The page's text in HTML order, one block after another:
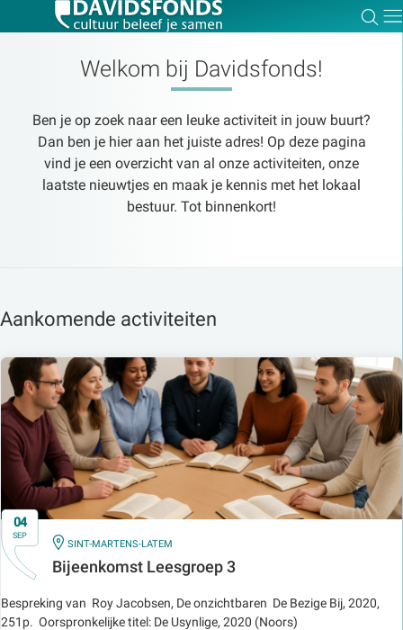
Welkom bij Davidsfonds!
Ben je op zoek naar een leuke activiteit in jouw buurt?
Dan ben je hier aan het juiste adres! Op deze pagina
vind je een overzicht van al onze activiteiten, onze
laatste nieuwtjes en maak je kennis met het lokaal
bestuur. Tot binnenkort!
Aankomende activiteiten
04
SEP
IN
SINT-MARTENS-LATEM
Bijeenkomst Leesgroep 3
Bespreking van Roy Jacobsen, De onzichtbaren De Bezige Bij, 2020,
251p. Oorspronkelijke titel: De Usynlige, 2020 (Noors)
Zoeken